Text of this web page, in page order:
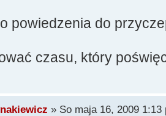
powiedzenia do
czasu, który
» So maja 16, 2009 1:13